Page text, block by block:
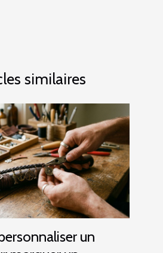
similaires
un